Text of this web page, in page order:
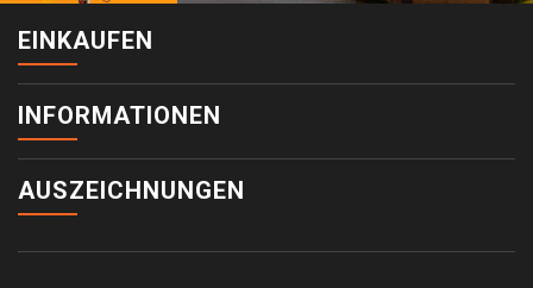
EINKAUFEN
INFORMATIONEN
AUSZEICHNUNGEN